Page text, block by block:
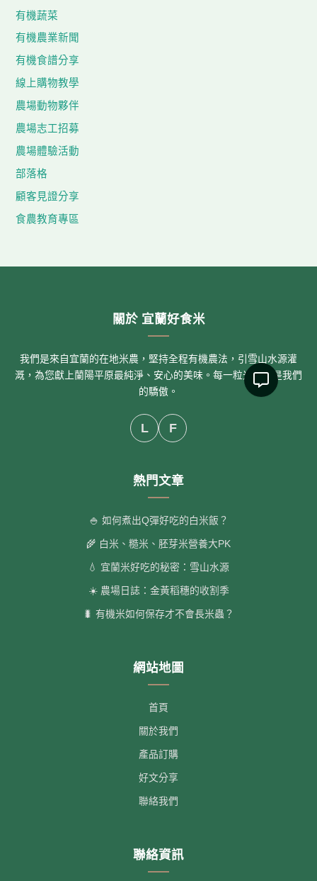
有機蔬菜
有機農業新聞
有機食譜分享
線上購物教學
農場動物夥伴
農場志工招募
農場體驗活動
部落格
顧客見證分享
食農教育專區
關於 宜蘭好食米
我們是來自宜蘭的在地米農，堅持全程有機農法，引雪山水源灌
溉，為您獻上蘭陽平原最純淨、安心的美味。每一粒米，都是我們
的驕傲。
L F
熱門文章
🍚 如何煮出Q彈好吃的白米飯？
🌾 白米、糙米、胚芽米營養大PK
💧 宜蘭米好吃的秘密：雪山水源
☀️ 農場日誌：金黃稻穗的收割季
🐛 有機米如何保存才不會長米蟲？
網站地圖
首頁
關於我們
產品訂購
好文分享
聯絡我們
聯絡資訊